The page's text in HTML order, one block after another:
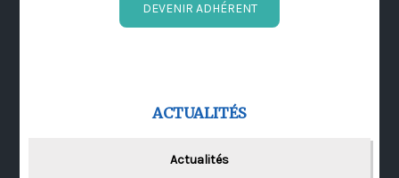
DEVENIR ADHÉRENT
ACTUALITÉS
Actualités